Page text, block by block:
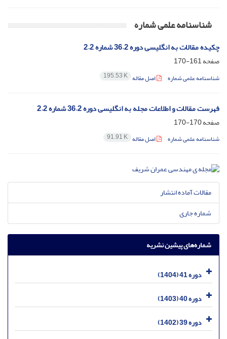
شناسنامه علمی شماره
چکیده مقالات به انگلیسی دوره 36.2 شماره 2.2
صفحه161-170
شناسنامه علمی شماره اصل مقاله 195.53 K
فهرست مقالات و اطلاعات مجله به انگلیسی دوره 36.2 شماره 2.2
صفحه170-170
شناسنامه علمی شماره اصل مقاله 91.91 K
مقالات آماده انتشار
شماره جاری
شماره‌های پیشین نشریه
دوره 41 (1404)
دوره 40 (1403)
دوره 39 (1402)